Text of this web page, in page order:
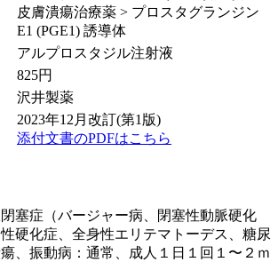
皮膚潰瘍治療薬 > プロスタグランジン
E1 (PGE1) 誘導体
アルプロスタジル注射液
825円
沢井製薬
2023年12月改訂(第1版)
添付文書のPDFはこちら
塞症（バージャー病、閉塞性動脈硬化
硬化症、全身性エリテマトーデス、糖尿
、振動病：通常、成人１日１回１〜２ｍ